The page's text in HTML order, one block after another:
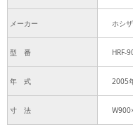
メーカー ホシ
型 番 HRF-
年 式 2005
寸 法